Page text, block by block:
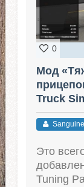
0
Мод
Truck
Это
Tuning